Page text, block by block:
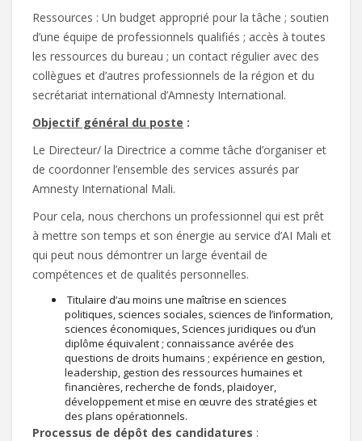
Ressources : Un budget approprié pour la tâche ; soutien
d’une équipe de professionnels qualifiés ; accès à toutes
les ressources du bureau ; un contact régulier avec des
collègues et d’autres professionnels de la région et du
secrétariat international d’Amnesty International.
Objectif général du poste :
Le Directeur/ la Directrice a comme tâche d’organiser et
de coordonner l’ensemble des services assurés par
Amnesty International Mali.
Pour cela, nous cherchons un professionnel qui est prêt
à mettre son temps et son énergie au service d’AI Mali et
qui peut nous démontrer un large éventail de
compétences et de qualités personnelles.
Titulaire d’au moins une maîtrise en sciences
politiques, sciences sociales, sciences de l’information,
sciences économiques, Sciences juridiques ou d’un
diplôme équivalent ; connaissance avérée des
questions de droits humains ; expérience en gestion,
leadership, gestion des ressources humaines et
financières, recherche de fonds, plaidoyer,
développement et mise en œuvre des stratégies et
des plans opérationnels.
Processus de dépôt des candidatures :